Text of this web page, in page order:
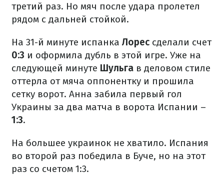
третий раз. Но мяч после удара пролетел
рядом с дальней стойкой.
На 31-й минуте испанка Лорес сделали счет
0:3 и оформила дубль в этой игре. Уже на
следующей минуте Шульга в деловом стиле
оттерла от мяча оппонентку и прошила
сетку ворот. Анна забила первый гол
Украины за два матча в ворота Испании –
1:3.
На большее украинок не хватило. Испания
во второй раз победила в Буче, но на этот
раз со счетом 1:3.